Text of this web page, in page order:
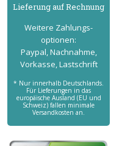
Lieferung auf Rechnung
Weitere Zahlungs­
optionen:
Paypal, Nachnahme,
Vorkasse, Lastschrift
* Nur innerhalb Deutschlands.
Für Lieferungen in das
europäische Ausland (EU und
Schweiz) fallen minimale
Versandkosten an.